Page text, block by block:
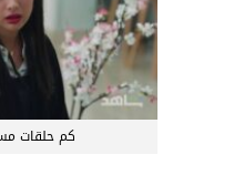
كم حلقات